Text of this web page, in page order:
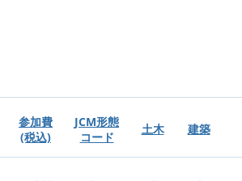
参加費
(税込)
JCM形態
コード
土木 建築